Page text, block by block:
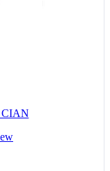
CIAN